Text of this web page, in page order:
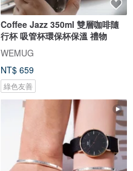
Coffee Jazz 350ml 雙層咖啡隨
行杯 吸管杯環保杯保溫 禮物
WEMUG
NT$ 659
綠色友善